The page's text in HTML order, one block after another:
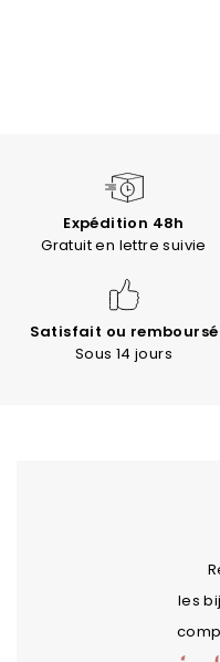
Expédition 48h
Gratuit en lettre suivie
Satisfait ou remboursé
Sous 14 jours
les